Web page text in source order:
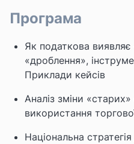
Програма
Як податкова виявляє
«дроблення»,
Приклади кейсів
Аналіз зміни
використання
Національна